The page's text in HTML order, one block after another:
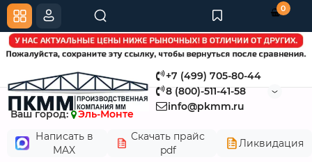
+7 (499) 705-80-44
8 (800)-511-41-58
info@pkmm.ru
Ваш город:
Эль-Монте
Написать в
MAX
Скачать прайс
pdf
Ликвидация
0